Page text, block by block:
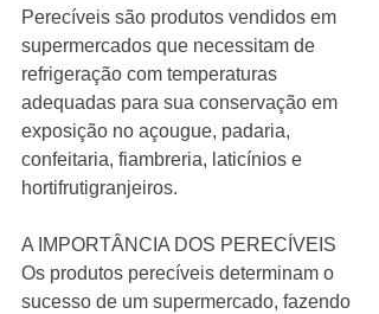
Perecíveis são produtos vendidos em
supermercados que necessitam de
refrigeração com temperaturas
adequadas para sua conservação em
exposição no açougue, padaria,
confeitaria, fiambreria, laticínios e
hortifrutigranjeiros.
A IMPORTÂNCIA DOS PERECÍVEIS
Os produtos perecíveis determinam o
sucesso de um supermercado, fazendo